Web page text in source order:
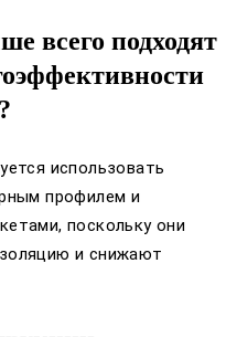
всего подходят
использовать
профилем и
поскольку они
и снижают